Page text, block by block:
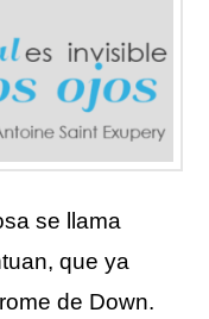
se llama
que ya
de Down.